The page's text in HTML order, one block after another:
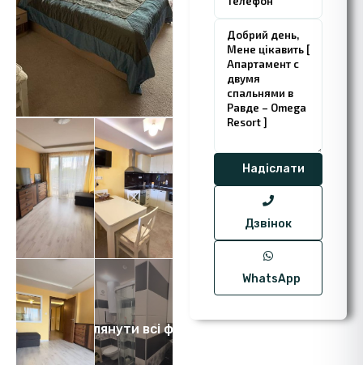
Переглянути всі фото 21
Дзвінок
WhatsApp